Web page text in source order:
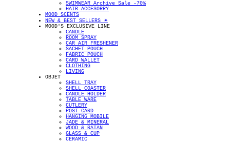
SWIMWEAR Archive Sale -70%
HAIR ACCESORRY
MOOD SCENTS
NEW & BEST SELLERS ✴︎
MOOD'S EXCLUSIVE LINE
CANDLE
ROOM SPRAY
CAR AIR FRESHENER
SACHET POUCH
FABRIC POUCH
CARD WALLET
CLOTHING
LIVING
OBJET
SHELL TRAY
SHELL COASTER
CANDLE HOLDER
TABLE WARE
CUTLERY
POST CARD
HANGING MOBILE
JADE & MINERAL
WOOD & RATAN
GLASS & CUP
CERAMIC